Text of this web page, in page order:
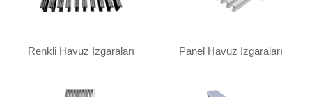
Renkli Havuz Izgaraları Panel Havuz Izgaraları